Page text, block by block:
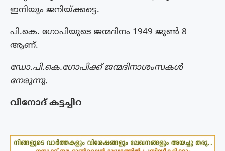
ഇനിയും ജനിയ്ക്കട്ടെ.
പി.കെ. ഗോപിയുടെ ജന്മദിനം 1949 ജൂൺ 8
ആണ്.
ഡോ.പി.കെ.ഗോപിക്ക് ജന്മദിനാശംസകൾ
നേരുന്നു.
വിനോദ് കട്ടച്ചിറ